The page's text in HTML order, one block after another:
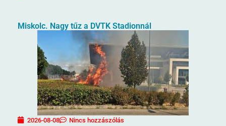
Miskolc. Nagy tűz a DVTK Stadionnál
2026-08-08 Nincs hozzászólás